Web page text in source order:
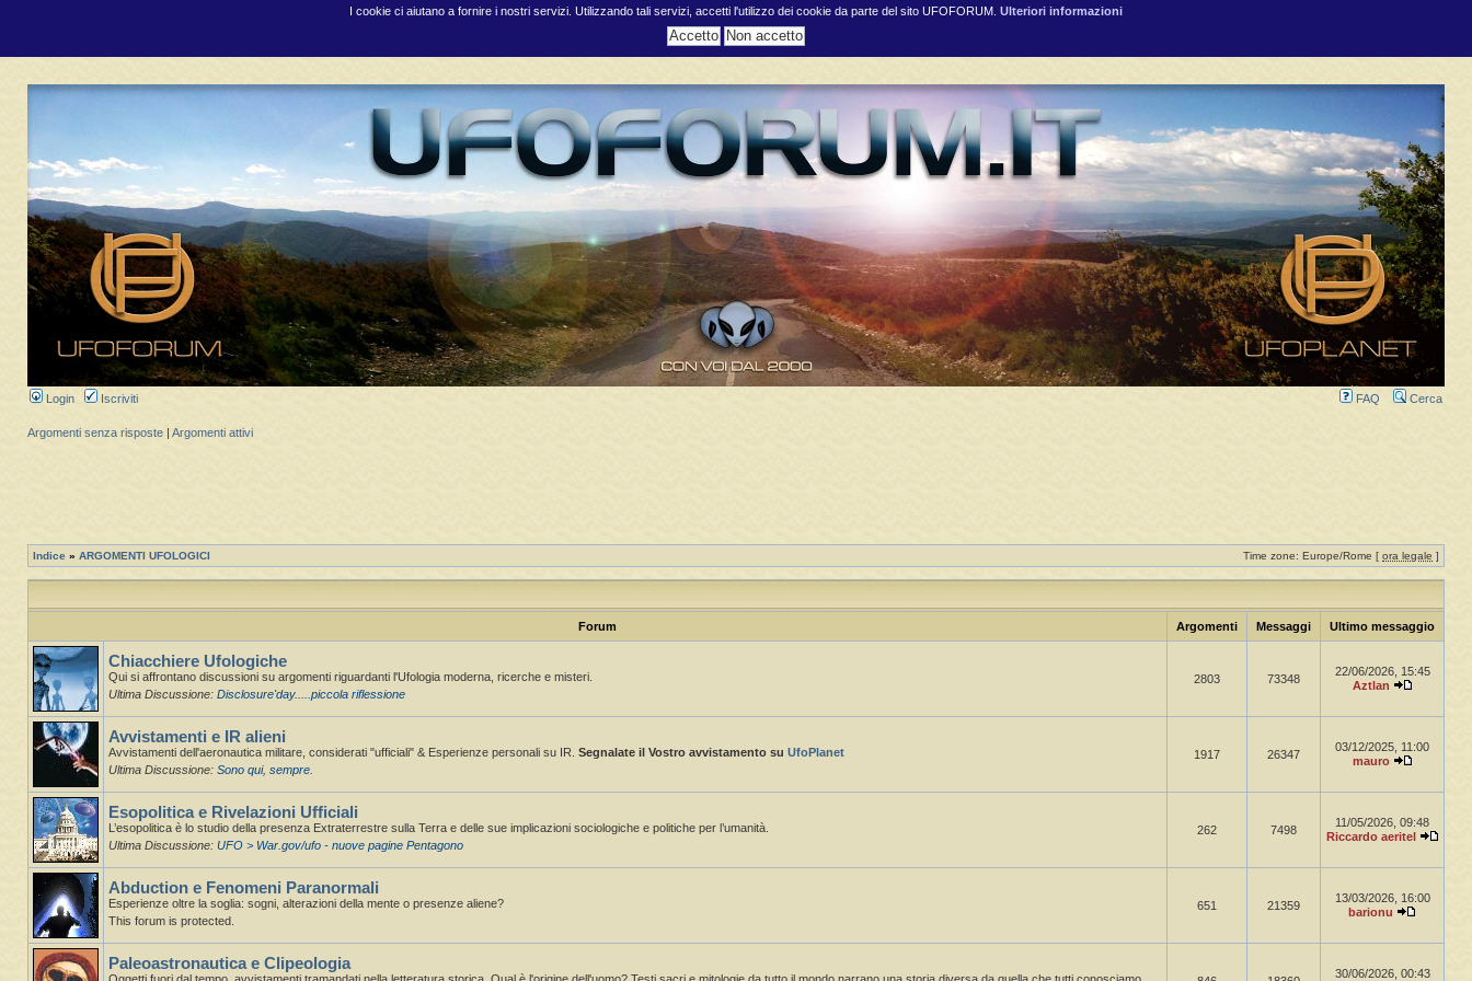
I cookie ci aiutano a fornire i nostri servizi. Utilizzando tali servizi, accetti l'utilizzo dei cookie da parte del sito UFOFORUM. Ulteriori informazioni
Login Iscriviti FAQ Cerca
Argomenti senza risposte Argomenti attivi
Indice » ARGOMENTI UFOLOGICI Time zone: Europe/Rome [ ora legale ]
Forum Argomenti Messaggi Ultimo messaggio
Chiacchiere Ufologiche
Qui si affrontano discussioni su argomenti riguardanti l'Ufologia moderna, ricerche e misteri.
Ultima Discussione: Disclosure'day.....piccola riflessione
2803 73348
22/06/2026, 15:45
Aztlan
Avvistamenti e IR alieni
Avvistamenti dell'aeronautica militare, considerati "ufficiali" & Esperienze personali su IR. Segnalate il Vostro avvistamento su UfoPlanet
Ultima Discussione: Sono qui, sempre.
1917 26347
03/12/2025, 11:00
mauro
Esopolitica e Rivelazioni Ufficiali
L’esopolitica è lo studio della presenza Extraterrestre sulla Terra e delle sue implicazioni sociologiche e politiche per l’umanità.
Ultima Discussione: UFO > War.gov/ufo - nuove pagine Pentagono
262 7498
11/05/2026, 09:48
Riccardo aeritel
Abduction e Fenomeni Paranormali
Esperienze oltre la soglia: sogni, alterazioni della mente o presenze aliene?
This forum is protected.
651 21359
13/03/2026, 16:00
barionu
Paleoastronautica e Clipeologia
30/06/2026, 00:43